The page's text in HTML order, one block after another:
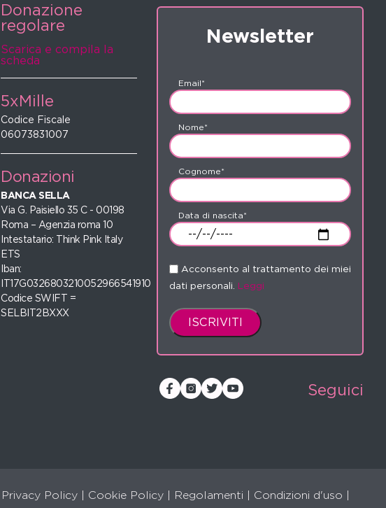
Donazione
regolare
Scarica e compila la
scheda
5xMille
Codice Fiscale
06073831007
Donazioni
BANCA SELLA
Via G. Paisiello 35 C - 00198
Roma – Agenzia roma 10
Intestatario: Think Pink Italy
ETS
Iban:
IT17G0326803210052966541910
Codice SWIFT =
SELBIT2BXXX
Newsletter
Email*
Nome*
Cognome*
Data di nascita*
Acconsento al trattamento dei miei
dati personali. Leggi
Seguici
Privacy Policy Cookie Policy Regolamenti
Condizioni d'uso |